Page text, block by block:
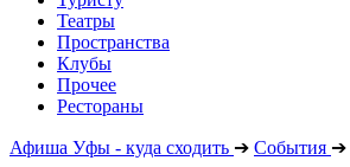
Театры
Пространства
Клубы
Прочее
Рестораны
Афиша Уфы - куда сходить ➔ События ➔